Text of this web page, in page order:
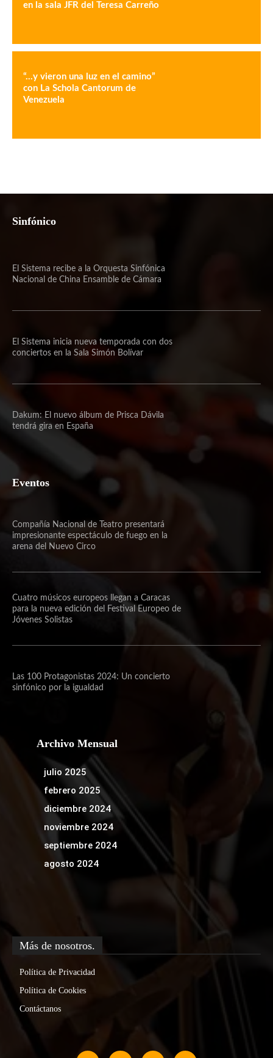
en la sala JFR del Teresa Carreño
“…y vieron una luz en el camino”
con La Schola Cantorum de
Venezuela
Sinfónico
El Sistema recibe a la Orquesta Sinfónica
Nacional de China Ensamble de Cámara
El Sistema inicia nueva temporada con dos
conciertos en la Sala Simón Bolívar
Dakum: El nuevo álbum de Prisca Dávila
tendrá gira en España
Eventos
Compañía Nacional de Teatro presentará
impresionante espectáculo de fuego en la
arena del Nuevo Circo
Cuatro músicos europeos llegan a Caracas
para la nueva edición del Festival Europeo de
Jóvenes Solistas
Las 100 Protagonistas 2024: Un concierto
sinfónico por la igualdad
Archivo Mensual
julio 2025
febrero 2025
diciembre 2024
noviembre 2024
septiembre 2024
agosto 2024
Más de nosotros.
Política de Privacidad
Política de Cookies
Contáctanos